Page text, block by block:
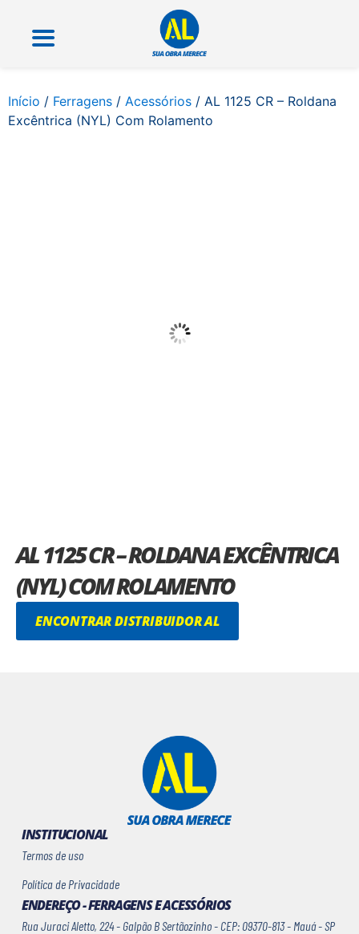
Início / Ferragens / Acessórios / AL 1125 CR – Roldana
Excêntrica (NYL) Com Rolamento
AL 1125 CR – ROLDANA EXCÊNTRICA
(NYL) COM ROLAMENTO
ENCONTRAR DISTRIBUIDOR AL
INSTITUCIONAL
Termos de uso
Política de Privacidade
ENDEREÇO - FERRAGENS E ACESSÓRIOS
Rua Juraci Aletto, 224 - Galpão B Sertãozinho - CEP: 09370-813 - Mauá - SP